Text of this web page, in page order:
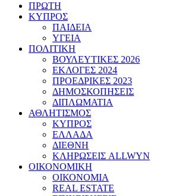
ΠΡΩΤΗ
ΚΥΠΡΟΣ
ΠΑΙΔΕΙΑ
ΥΓΕΙΑ
ΠΟΛΙΤΙΚΗ
ΒΟΥΛΕΥΤΙΚΕΣ 2026
ΕΚΛΟΓΕΣ 2024
ΠΡΟΕΔΡΙΚΕΣ 2023
ΔΗΜΟΣΚΟΠΗΣΕΙΣ
ΔΙΠΛΩΜΑΤΙΑ
ΑΘΛΗΤΙΣΜΟΣ
ΚΥΠΡΟΣ
ΕΛΛΑΔΑ
ΔΙΕΘΝΗ
ΚΛΗΡΩΣΕΙΣ ALLWYN
ΟΙΚΟΝΟΜΙΚΗ
ΟΙΚΟΝΟΜΙΑ
REAL ESTATE